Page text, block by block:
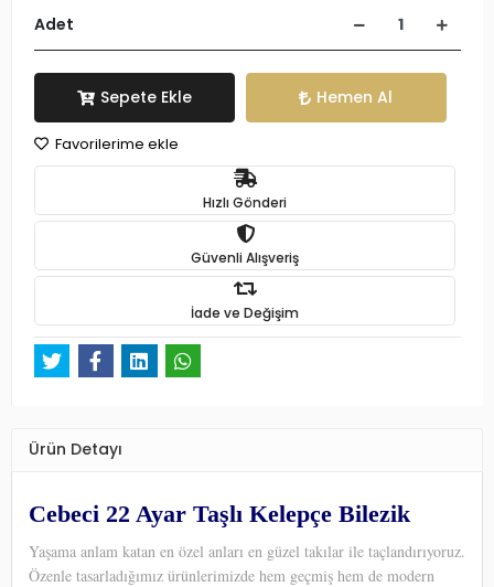
Adet
Sepete Ekle Hemen Al
Favorilerime ekle
Hızlı Gönderi
Güvenli Alışveriş
İade ve Değişim
Ürün Detayı
Cebeci 22 Ayar Taşlı Kelepçe Bilezik
Yaşama anlam katan en özel anları en güzel takılar ile taçlandırıyoruz.
Özenle tasarladığımız ürünlerimizde hem geçmiş hem de modern